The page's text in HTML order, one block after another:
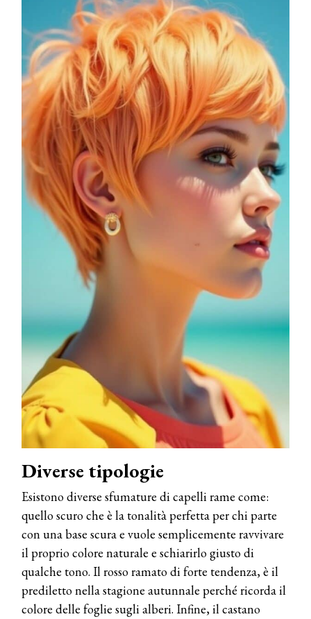
Diverse tipologie
Esistono diverse sfumature di capelli rame come:
quello scuro che è la tonalità perfetta per chi parte
con una base scura e vuole semplicemente ravvivare
il proprio colore naturale e schiarirlo giusto di
qualche tono. Il rosso ramato di forte tendenza, è il
prediletto nella stagione autunnale perché ricorda il
colore delle foglie sugli alberi. Infine, il castano